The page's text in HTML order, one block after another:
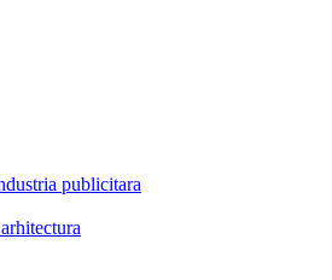
publicitara